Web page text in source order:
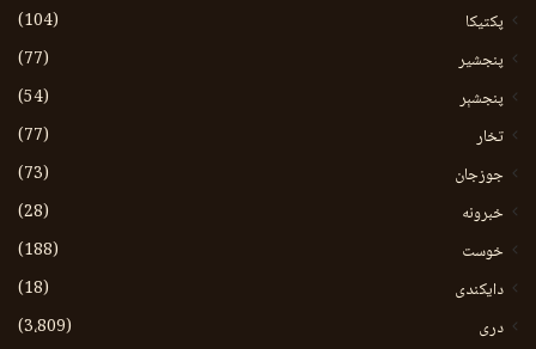
پکتیکا
(104)
پنجشیر
(77)
پنجشېر
(54)
تخار
(77)
جوزجان
(73)
خبرونه
(28)
خوست
(188)
دایکندی
(18)
دری
(3،809)